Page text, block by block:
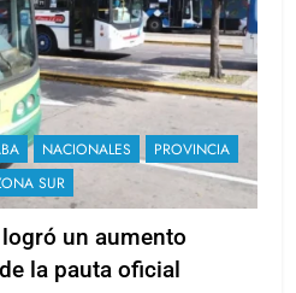
NACIONALES
PROVINCIA
SUR
un aumento
la pauta oficial